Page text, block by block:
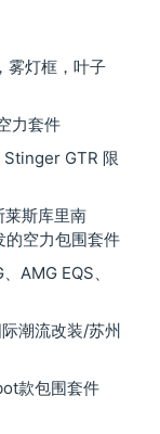
雾灯框，叶子
力套件
GTR 限
斯库里南
空力包围套件
AMG EQS、
潮流改装/苏州
款包围套件